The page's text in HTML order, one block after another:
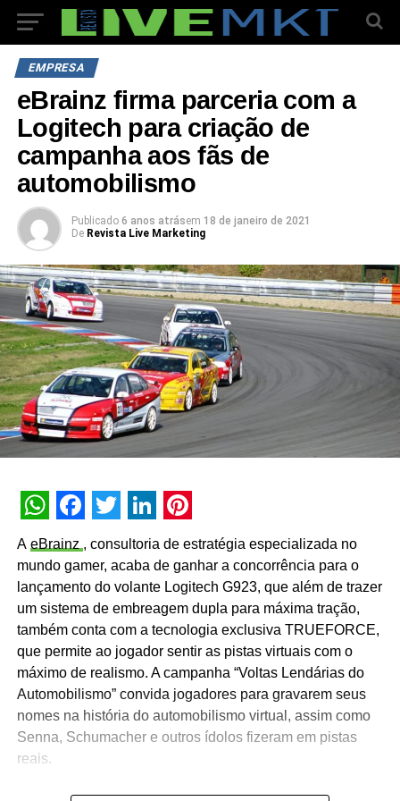
EMPRESA
eBrainz firma parceria com a
Logitech para criação de
campanha aos fãs de
automobilismo
Publicado 6 anos atrásem 18 de janeiro de 2021
De Revista Live Marketing
WhatsApp
Facebook
Twitter
LinkedIn
Pinterest
A eBrainz , consultoria de estratégia especializada no
mundo gamer, acaba de ganhar a concorrência para o
lançamento do volante Logitech G923, que além de trazer
um sistema de embreagem dupla para máxima tração,
também conta com a tecnologia exclusiva TRUEFORCE,
que permite ao jogador sentir as pistas virtuais com o
máximo de realismo. A campanha “Voltas Lendárias do
Automobilismo” convida jogadores para gravarem seus
nomes na história do automobilismo virtual, assim como
Senna, Schumacher e outros ídolos fizeram em pistas
reais.